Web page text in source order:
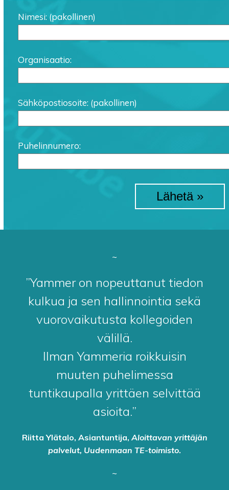
Nimesi: (pakollinen)
Organisaatio:
Sähköpostiosoite: (pakollinen)
Puhelinnumero:
~
”Yammer on nopeuttanut tiedon
kulkua ja sen hallinnointia sekä
vuorovaikutusta kollegoiden
välillä.
Ilman Yammeria roikkuisin
muuten puhelimessa
tuntikaupalla yrittäen selvittää
asioita.”
Riitta Ylätalo, Asiantuntija, Aloittavan yrittäjän
palvelut, Uudenmaan TE-toimisto.
~